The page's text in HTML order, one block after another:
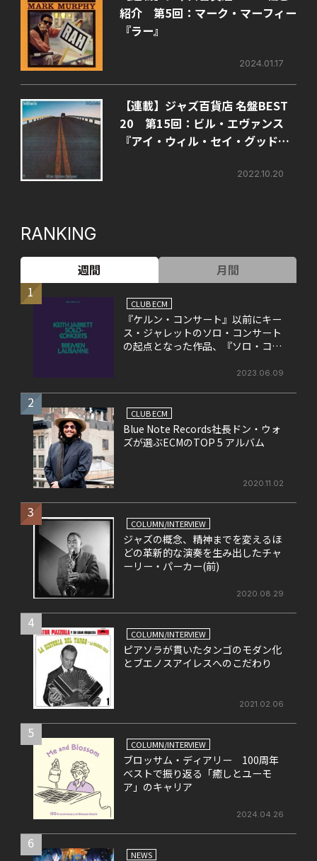
紹介 第5回：マーク・マーフィー
『ラー』
2024.01.17
【連載】ジャズ百貨店 名盤BEST
20 第15回：ビル・エヴァンス
『アイ・ウィル・セイ・グッドバ
2022.10.20
RANKING
週間
月間
1
CLUB ECM
『ケルン・コンサート』以前にキー
ス・ジャレットのソロ・コンサート
の起点となった作品、『ソロ・コン
2023.06.09
2
CLUB ECM
Blue Note Records社長ドン・ウォ
ズが選ぶECMのTOP 5 アルバム
2020.11.02
3
COLUMN/INTERVIEW
ジャズの概念、精神までを変えるほ
どの革新的な演奏を生み出したチャ
ーリー・パーカー(前)
2020.08.29
4
COLUMN/INTERVIEW
ピアソラが貫いたタンゴのモダン化
とブエノスアイレスへのこだわり
2021.02.06
5
COLUMN/INTERVIEW
ブロッサム・ディアリー 100周年
ベストで振り返る「癒しとユーモ
ア」のキャリア
2024.04.26
6
NEWS